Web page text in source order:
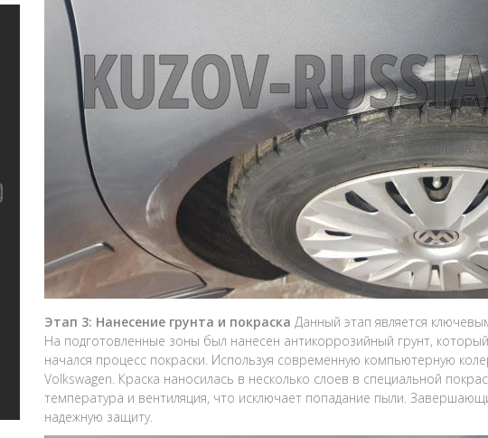
Этап 3: Нанесение грунта и покраска Данный этап является
На подготовленные зоны был нанесен антикоррозийный грунт,
начался процесс покраски. Используя современную компьютерную
Volkswagen. Краска наносилась в несколько слоев в специальной
температура и вентиляция, что исключает попадание пыли.
надежную защиту.